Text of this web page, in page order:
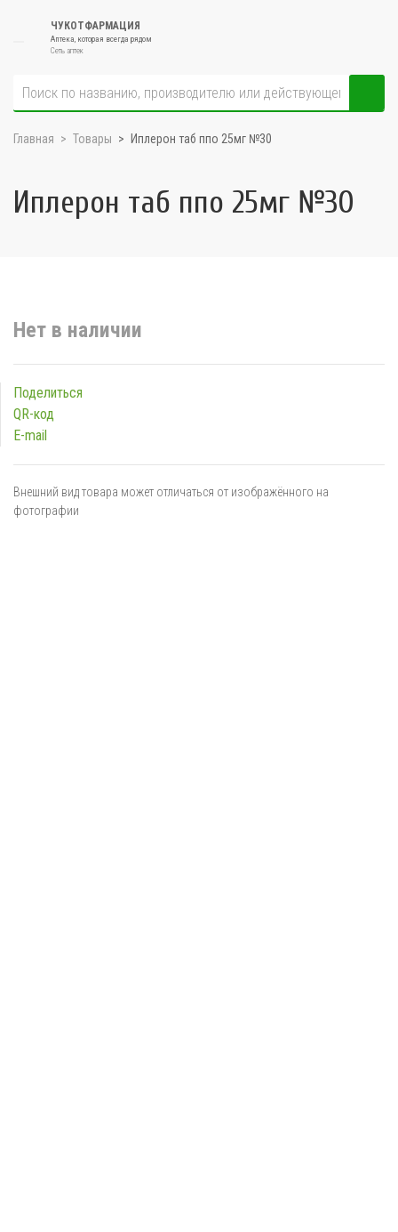
ЧУКОТФАРМАЦИЯ
Аптека, которая всегда рядом
Сеть аптек
Главная Товары Иплерон таб ппо 25мг №30
Иплерон таб ппо 25мг №30
Нет в наличии
Поделиться
QR-код
E-mail
Внешний вид товара может отличаться от изображённого на
фотографии